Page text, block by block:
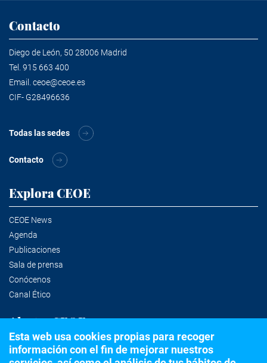
Contacto
Diego de León, 50 28006 Madrid
Tel. 915 663 400
Email. ceoe@ceoe.es
CIF- G28496636
Todas las sedes
Contacto
Explora CEOE
CEOE News
Agenda
Publicaciones
Sala de prensa
Conócenos
Canal Ético
Alertas CEOE
Suscríbete a la newsletter
Esta web usa cookies propias para recoger
información con el fin de mejorar nuestros